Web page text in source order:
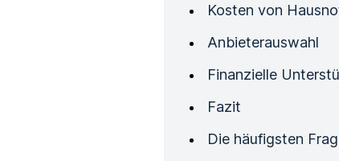
Kosten von
Anbieterauswahl
Finanzielle
Fazit
Die häufigsten